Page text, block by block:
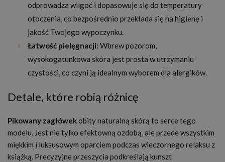
odprowadza wilgoć i dopasowuje się do temperatury
otoczenia, co bezpośrednio przekłada się na higienę i
jakość Twojego wypoczynku.
Łatwość pielęgnacji: Wbrew pozorom,
wysokogatunkowa skóra jest prosta w utrzymaniu
czystości, co czyni ją idealnym wyborem dla alergików.
Detale, które robią różnicę
Pikowany zagłówekobity naturalną skórą to serce tego
modelu. Jest nie tylko efektowną ozdobą, ale przede wszystkim
miękkim i luksusowym oparciem podczas wieczornego relaksu z
książką. Precyzyjne przeszycia podkreślają kunszt